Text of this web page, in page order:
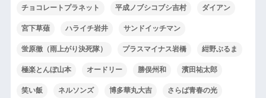
チョコレートプラネット 平成ノブシコブシ吉村 ダイアン
宮下草薙 ハライチ岩井 サンドイッチマン
蛍原徹（雨上がり決死隊） プラスマイナス岩橋 紺野ぶるま
極楽とんぼ山本 オードリー 勝俣州和 濱田祐太郎
笑い飯 ネルソンズ 博多華丸大吉 さらば青春の光